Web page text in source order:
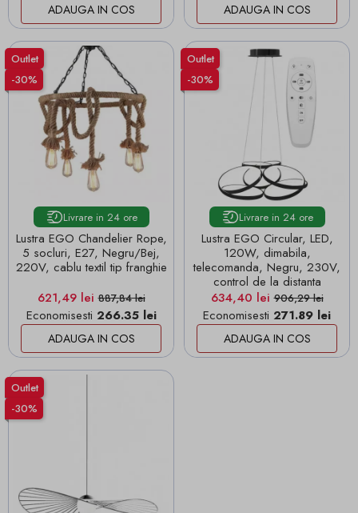
ADAUGA IN COS ADAUGA IN COS
Outlet
-30%
Livrare in 24 ore
Lustra EGO Chandelier Rope,
5 socluri, E27, Negru/Bej,
220V, cablu textil tip franghie
Pret
621,49 leiPret de baza
887,84 lei
Economisesti 266.35 lei
ADAUGA IN COS
Outlet
-30%
Livrare in 24 ore
Lustra EGO Circular, LED,
120W, dimabila,
telecomanda, Negru, 230V,
control de la distanta
Pret
634,40 leiPret de baza
906,29 lei
Economisesti 271.89 lei
ADAUGA IN COS
Outlet
-30%